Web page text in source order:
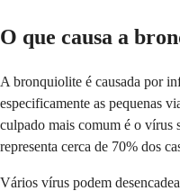
O que causa a
A bronquiolite é causada por
especificamente as pequenas
culpado mais comum é o
representa cerca de 70% dos
Vários vírus podem